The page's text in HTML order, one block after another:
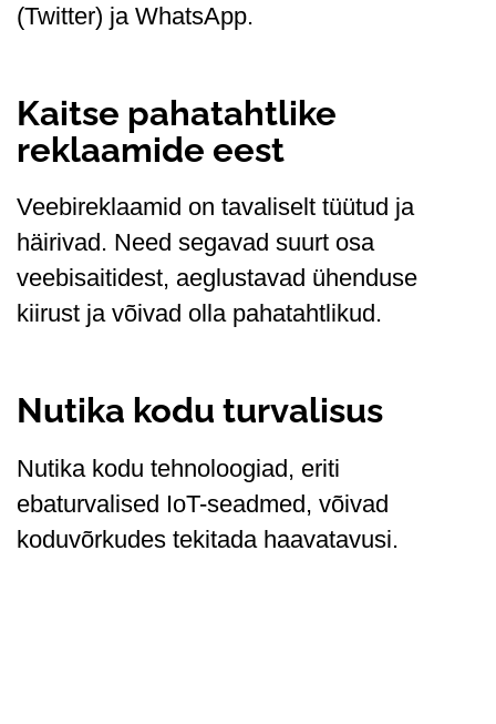
(Twitter) ja WhatsApp.
Kaitse pahatahtlike
reklaamide eest
Veebireklaamid on tavaliselt tüütud ja
häirivad. Need segavad suurt osa
veebisaitidest, aeglustavad ühenduse
kiirust ja võivad olla pahatahtlikud.
Nutika kodu turvalisus
Nutika kodu tehnoloogiad, eriti
ebaturvalised IoT-seadmed, võivad
koduvõrkudes tekitada haavatavusi.